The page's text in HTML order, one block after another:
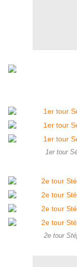
1er tour
2e tour